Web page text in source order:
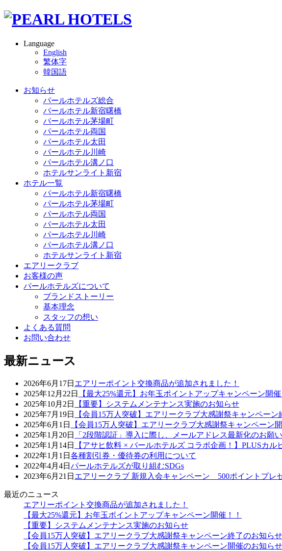
Language
English
繁体字
韓国語
お知らせ
パールホテルズ総合
パールホテル新宿曙橋
パールホテル茅場町
パールホテル両国
パールホテル太田
パールホテル川崎
パールホテル溝ノ口
ホテルサンライト新宿
ホテル一覧
パールホテル新宿曙橋
パールホテル茅場町
パールホテル両国
パールホテル太田
パールホテル川崎
パールホテル溝ノ口
ホテルサンライト新宿
エアリークラブ
お客様の声
パールホテルズについて
ブランドストーリー
基本理念
スタッフの想い
よくある質問
お問い合わせ
最新ニュース
2026年6月17日 エアリーポイント交換商品が追加されました！
2025年12月22日
【最大25%還元】お年玉ポイントアップキャンペーン開催
2025年10月2日
【重要】システムメンテナンス実施のお知らせ
2025年7月19日
【会員15万人突破】エアリークラブ大感謝祭キャンペー
2025年6月1日
【会員15万人突破】エアリークラブ大感謝祭キャンペーン
2025年1月20日
「2段階認証」導入に際し、メールアドレス最新化のお願い
2025年1月14日
【アサヒ飲料 × パールホテルズ コラボ企画！】PLUSカ
2022年1月1日 各種割引券・優待券の利用について
2022年4月4日 パールホテルズが取り組むSDGs
2023年6月21日 エアリークラブ 新規入会キャンペーン 500ポイントプレ
最近のニュース
エアリーポイント交換商品が追加されました！
【最大25%還元】お年玉ポイントアップキャンペーン開催！！
【重要】システムメンテナンス実施のお知らせ
【会員15万人突破】エアリークラブ大感謝祭キャンペーン終了のお知らせ
【会員15万人突破】エアリークラブ大感謝祭キャンペーン開催のお知らせ